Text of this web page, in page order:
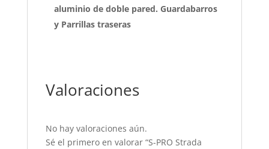
aluminio de doble pared. Guardabarros
y Parrillas traseras
Valoraciones
No hay valoraciones aún.
Sé el primero en valorar “S-PRO Strada